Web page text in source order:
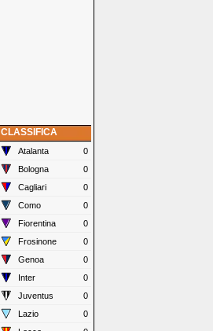
CLASSIFICA
Atalanta
0
Bologna
0
Cagliari
0
Como
0
Fiorentina
0
Frosinone
0
Genoa
0
Inter
0
Juventus
0
Lazio
0